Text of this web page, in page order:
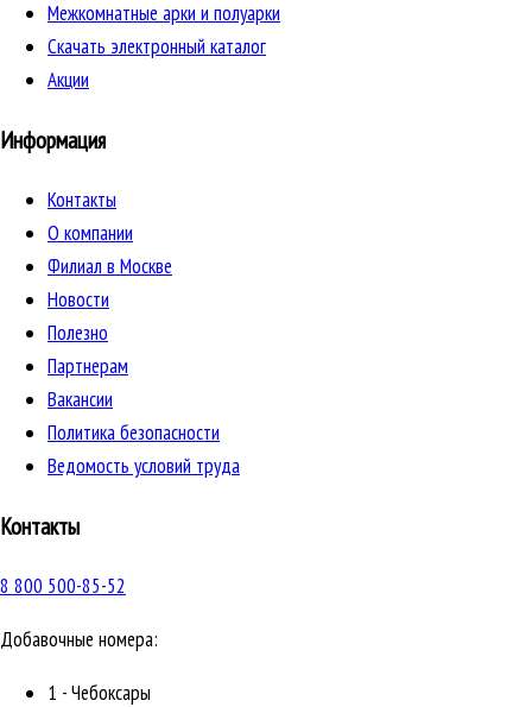
Межкомнатные арки и полуарки
Скачать электронный каталог
Акции
Информация
Контакты
О компании
Филиал в Москве
Новости
Полезно
Партнерам
Вакансии
Политика безопасности
Ведомость условий труда
Контакты
8 800 500-85-52
Добавочные номера:
1 - Чебоксары